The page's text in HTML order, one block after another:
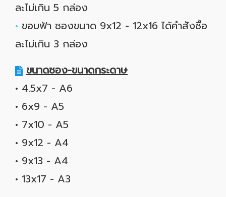
ละไม่เกิน 5 กล่อง
• ขอบฟ้า ซองขนาด 9x12 - 12x16 ได้คำสังซื้อ
ละไม่เกิน 3 กล่อง
ขนาดซอง-ขนาดกระดาษ
• 4.5x7 - A6
• 6x9 - A5
• 7x10 - A5
• 9x12 - A4
• 9x13 - A4
• 13x17 - A3